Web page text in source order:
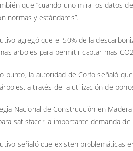
que “cuando uno mira los datos
normas y estándares”.
agregó que el 50% de la
árboles para permitir captar más
punto, la autoridad de Corfo señaló
a través de la utilización de
Nacional de Construcción en
satisfacer la importante demanda de
señaló que existen problemáticas